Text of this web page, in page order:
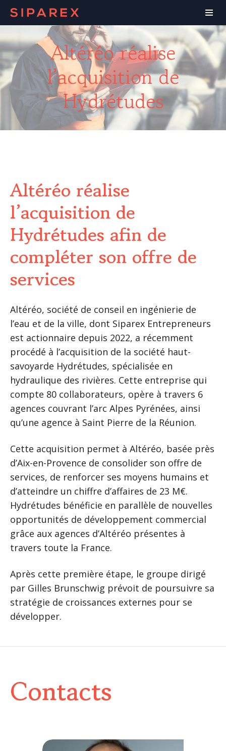
Altéréo réalise
l’acquisition de
Hydrétudes
Altéréo réalise
l’acquisition de
Hydrétudes afin de
compléter son offre de
services
Altéréo, société de conseil en ingénierie de
l’eau et de la ville, dont Siparex Entrepreneurs
est actionnaire depuis 2022, a récemment
procédé à l’acquisition de la société haut-
savoyarde Hydrétudes, spécialisée en
hydraulique des rivières. Cette entreprise qui
compte 80 collaborateurs, opère à travers 6
agences couvrant l’arc Alpes Pyrénées, ainsi
qu’une agence à Saint Pierre de la Réunion.
Cette acquisition permet à Altéréo, basée près
d’Aix-en-Provence de consolider son offre de
services, de renforcer ses moyens humains et
d’atteindre un chiffre d’affaires de 23 M€.
Hydrétudes bénéficie en parallèle de nouvelles
opportunités de développement commercial
grâce aux agences d’Altéréo présentes à
travers toute la France.
Après cette première étape, le groupe dirigé
par Gilles Brunschwig prévoit de poursuivre sa
stratégie de croissances externes pour se
développer.
Contacts